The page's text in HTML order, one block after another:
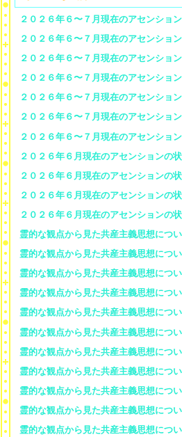
２０２６年６〜７月現在のアセンショ
２０２６年６〜７月現在のアセンショ
２０２６年６〜７月現在のアセンショ
２０２６年６〜７月現在のアセンショ
２０２６年６〜７月現在のアセンショ
２０２６年６〜７月現在のアセンショ
２０２６年６〜７月現在のアセンショ
２０２６年６月現在のアセンションの
２０２６年６月現在のアセンションの
２０２６年６月現在のアセンションの
２０２６年６月現在のアセンションの
霊的な観点から見た共産主義思想につ
霊的な観点から見た共産主義思想につ
霊的な観点から見た共産主義思想につ
霊的な観点から見た共産主義思想につ
霊的な観点から見た共産主義思想につ
霊的な観点から見た共産主義思想につ
霊的な観点から見た共産主義思想につ
霊的な観点から見た共産主義思想につ
霊的な観点から見た共産主義思想につ
霊的な観点から見た共産主義思想につ
霊的な観点から見た共産主義思想につ